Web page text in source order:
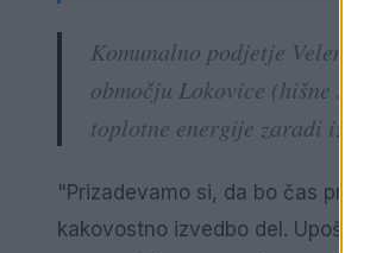
Komunalno podjetje Velenje
območju Lokovice (hišne
toplotne energije zaradi
"Prizadevamo si, da bo čas
kakovostno izvedbo del.